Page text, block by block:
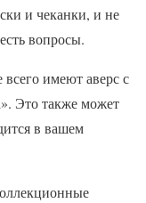
и чеканки, и не
вопросы.
имеют аверс с
Это также может
в вашем